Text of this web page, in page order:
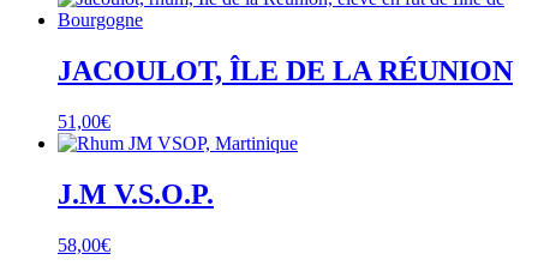
JACOULOT, ÎLE DE LA RÉUNION
51,00€
J.M V.S.O.P.
58,00€